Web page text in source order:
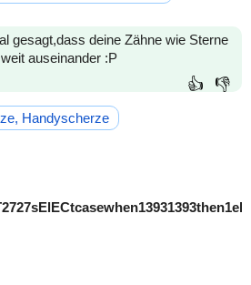
gesagt,dass deine Zähne wie Sterne
auseinander :P
👍 👎
Handyscherze